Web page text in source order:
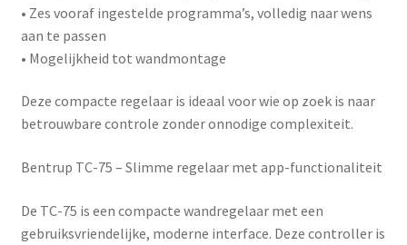
• Zes vooraf ingestelde programma’s, volledig naar wens
aan te passen
• Mogelijkheid tot wandmontage
Deze compacte regelaar is ideaal voor wie op zoek is naar
betrouwbare controle zonder onnodige complexiteit.
Bentrup TC-75 – Slimme regelaar met app-functionaliteit
De TC-75 is een compacte wandregelaar met een
gebruiksvriendelijke, moderne interface. Deze controller is